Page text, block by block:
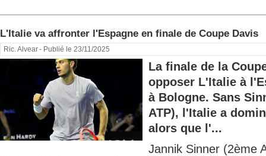
L'Italie va affronter l'Espagne en finale de Coupe Davis
Ric. Alvear- Publié le 23/11/2025
La finale de la
opposer L'Italie à
à Bologne. Sans
ATP), l'Italie a
alors que l'...
Jannik Sinner (2ème